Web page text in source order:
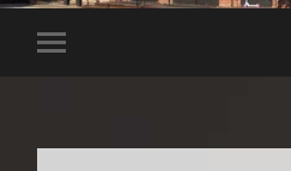
Toggle